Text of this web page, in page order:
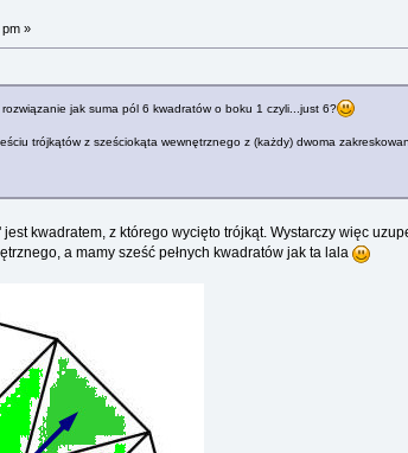
pm »
jak suma pól 6 kwadratów o boku 1 czyli...just 6?
trójkątów z sześciokąta wewnętrznego z (każdy) dwoma
kwadratem, z którego wycięto trójkąt. Wystarczy więc
a mamy sześć pełnych kwadratów jak ta lala